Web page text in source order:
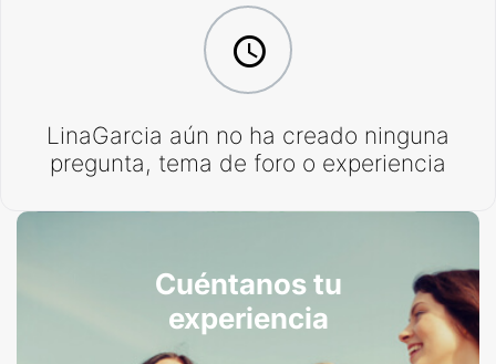
LinaGarcia aún no ha creado ninguna
pregunta, tema de foro o experiencia
Cuéntanos tu
experiencia